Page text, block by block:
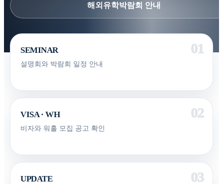
해외유학박람회 안내
SEMINAR
설명회와 박람회 일정 안내
VISA · WH
비자와 워홀 모집 공고 확인
UPDATE